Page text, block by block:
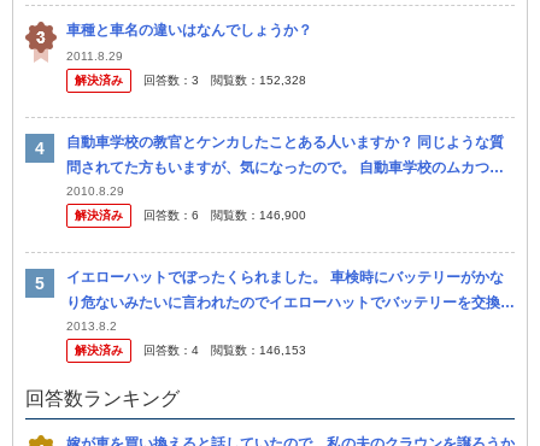
車種と車名の違いはなんでしょうか？
2011.8.29
解決済み
回答数： 3 閲覧数： 152,328
自動車学校の教官とケンカしたことある人いますか？ 同じような質
問されてた方もいますが、気になったので。 自動車学校のムカつく
教官とケンカした奴いますか？ やる気がない教官、なおしてやろう
とす...
2010.8.29
解決済み
回答数： 6 閲覧数： 146,900
イエローハットでぼったくられました。 車検時にバッテリーがかな
り危ないみたいに言われたのでイエローハットでバッテリーを交換し
に行きました。 私は一番安い９千円のバッテリーを選び ました。工
賃...
2013.8.2
解決済み
回答数： 4 閲覧数： 146,153
回答数ランキング